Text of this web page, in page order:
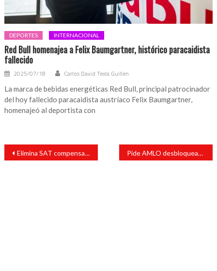
DEPORTES INTERNACIONAL
Red Bull homenajea a Felix Baumgartner, histórico paracaidista
fallecido
2025/07/18 Carlos David Texla Guillen
La marca de bebidas energéticas Red Bull, principal patrocinador
del hoy fallecido paracaidista austríaco Felix Baumgartner,
homenajeó al deportista con
Navegación
entradas
Elimina SAT compensación universal; buscarán amparos grandes contribuyentes Pide AMLO desbloquear vías en Michoacán, se transfirieron mil mdp